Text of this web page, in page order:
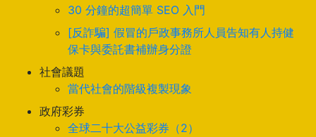
30 分鐘的超簡單 SEO 入門
[反詐騙] 假冒的戶政事務所人員告知有人持健
保卡與委託書補辦身分證
社會議題
當代社會的階級複製現象
政府彩券
全球二十大公益彩券（2）